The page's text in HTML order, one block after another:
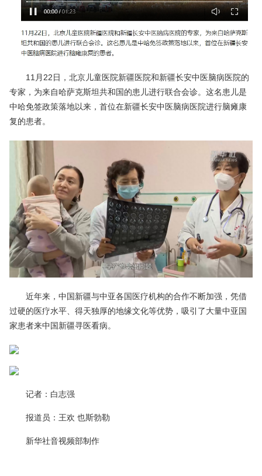
11月22日，北京儿童医院新疆医院和新疆长安中医脑病医院的
专家，为来自哈萨克斯坦共和国的患儿进行联合会诊。这名患儿是
中哈免签政策落地以来，首位在新疆长安中医脑病医院进行脑瘫康
复的患者。
近年来，中国新疆与中亚各国医疗机构的合作不断加强，凭借
过硬的医疗水平、得天独厚的地缘文化等优势，吸引了大量中亚国
家患者来中国新疆寻医看病。
记者：白志强
报道员：王欢 也斯勃勒
新华社音视频部制作